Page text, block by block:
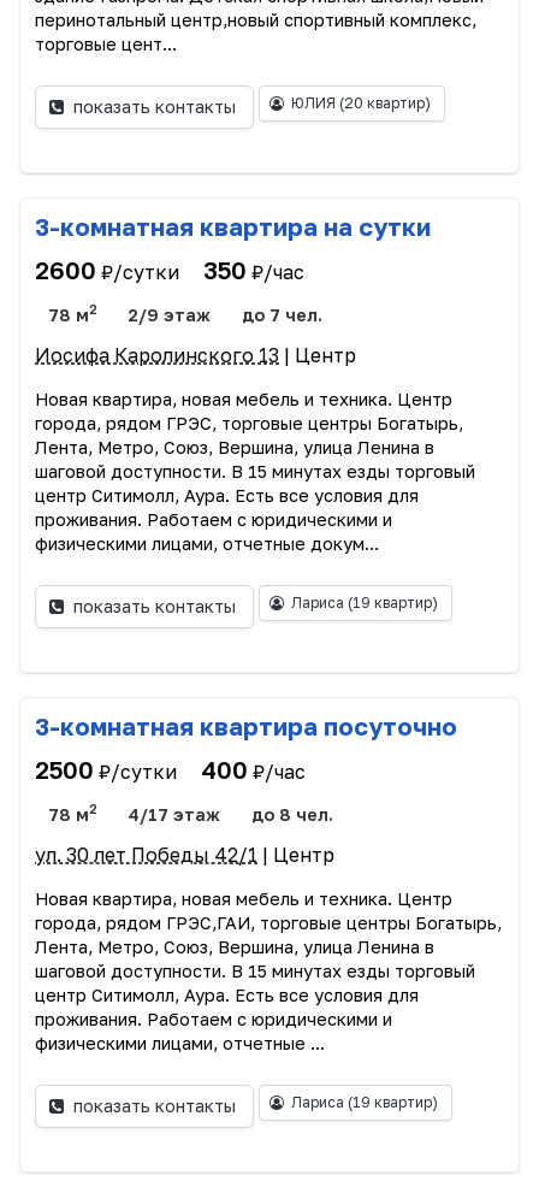
перинотальный центр,новый спортивный комплекс,
торговые цент...
показать контакты ЮЛИЯ (20 квартир)
3-комнатная квартира на сутки
2600 ₽/сутки 350 ₽/час
78 м2 2/9 этаж до 7 чел.
Иосифа Каролинского 13 | Центр
Новая квартира, новая мебель и техника. Центр
города, рядом ГРЭС, торговые центры Богатырь,
Лента, Метро, Союз, Вершина, улица Ленина в
шаговой доступности. В 15 минутах езды торговый
центр Ситимолл, Аура. Есть все условия для
проживания. Работаем с юридическими и
физическими лицами, отчетные докум...
показать контакты Лариса (19 квартир)
3-комнатная квартира посуточно
2500 ₽/сутки 400 ₽/час
78 м2 4/17 этаж до 8 чел.
ул. 30 лет Победы 42/1 | Центр
Новая квартира, новая мебель и техника. Центр
города, рядом ГРЭС,ГАИ, торговые центры Богатырь,
Лента, Метро, Союз, Вершина, улица Ленина в
шаговой доступности. В 15 минутах езды торговый
центр Ситимолл, Аура. Есть все условия для
проживания. Работаем с юридическими и
физическими лицами, отчетные ...
показать контакты Лариса (19 квартир)